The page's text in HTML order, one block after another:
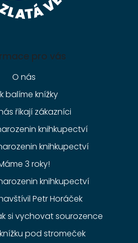
pro vás
O nás
balíme knížky
říkají zákazníci
knihkupectví
knihkupectví
3 roky!
knihkupectví
Petr Horáček
si vychovat sourozence
pod stromeček